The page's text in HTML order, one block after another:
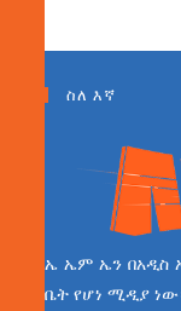
ስለ እኛ
ኤ ኤም ኤን በአዲስ
ቤት የሆነ ሚዲያ